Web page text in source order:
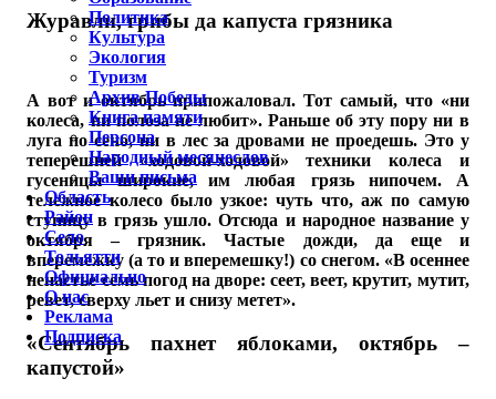
Журавли, грибы да капуста грязника
А вот и октябрь припожаловал. Тот самый, что «ни
колеса, ни полоза не любит». Раньше об эту пору ни в
луга по сено, ни в лес за дровами не проедешь. Это у
теперешней «ходовой-ходовой» техники колеса и
гусеницы широкие, им любая грязь нипочем. А
тележное колесо было узкое: чуть что, аж по самую
ступицу в грязь ушло. Отсюда и народное название у
октября – грязник. Частые дожди, да еще и
вперемежку (а то и вперемешку!) со снегом. «В осеннее
ненастье семь погод на дворе: сеет, веет, крутит, мутит,
ревет, сверху льет и снизу метет».
«Сентябрь пахнет яблоками, октябрь –
капустой»
Политика
Культура
Экология
Туризм
Архив Победы
Книга памяти
Персона
Народный месяцеслов
Ваши письма
Область
Район
Село
Тольятти
Официально
О нас
Реклама
Подписка